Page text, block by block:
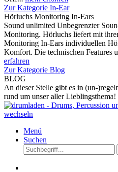
Zur Kategorie In-Ear
Hörluchs Monitoring In-Ears
Sound unlimited Unbegrenzter
Monitoring. Hörluchs liefert mit
Monitoring In-Ears individuellen
Komfort. Die technischen Features
erfahren
Zur Kategorie Blog
BLOG
An dieser Stelle gibt es in (un-
rund um unser aller Lieblingsthema!
Menü
Suchen